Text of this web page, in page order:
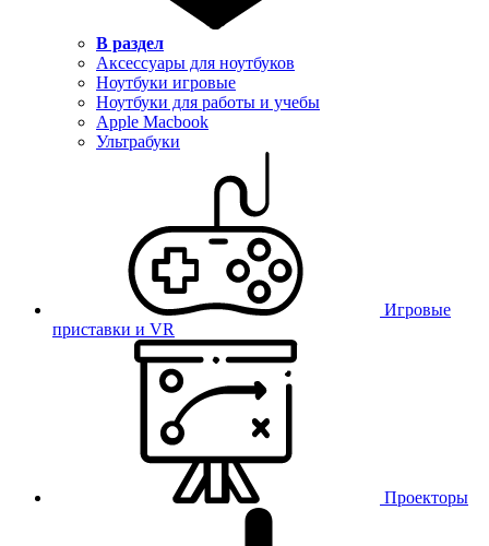
В раздел
Аксессуары для ноутбуков
Ноутбуки игровые
Ноутбуки для работы и учебы
Apple Macbook
Ультрабуки
Игровые
приставки и VR
Проекторы